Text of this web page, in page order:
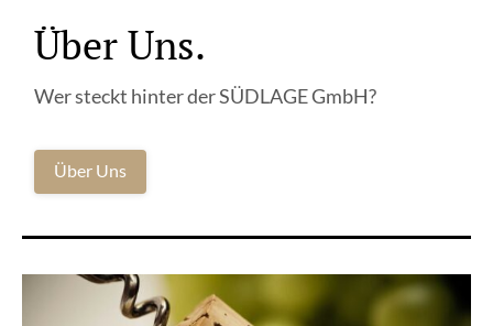
Über Uns.
Wer steckt hinter der SÜDLAGE GmbH?
Über Uns